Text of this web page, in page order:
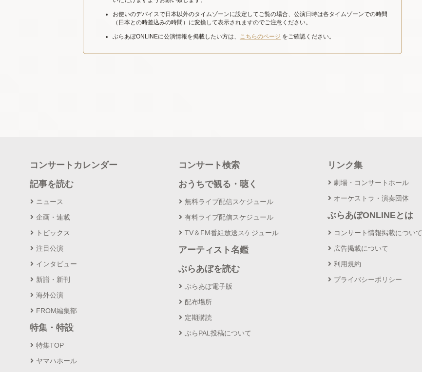
お使いのデバイスで日本以外のタイムゾーンに設定してご覧の場合、公演日時は各タイムゾーンでの時間
（日本との時差込みの時間）に変換して表示されますのでご注意ください。
ぶらあぼONLINEに公演情報を掲載したい方は、 こちらのページ をご確認ください。
コンサートカレンダー
記事を読む
ニュース
企画・連載
トピックス
注目公演
インタビュー
新譜・新刊
海外公演
FROM編集部
特集・特設
特集TOP
ヤマハホール
コンサート検索
おうちで観る・聴く
無料ライブ配信スケジュール
有料ライブ配信スケジュール
TV＆FM番組放送スケジュール
アーティスト名鑑
ぶらあぼを読む
ぶらあぼ電子版
配布場所
定期購読
ぶらPAL投稿について
リンク集
劇場・コンサートホール
オーケストラ・演奏団体
ぶらあぼONLINEとは
コンサート情報掲載について
広告掲載について
利用規約
プライバシーポリシー